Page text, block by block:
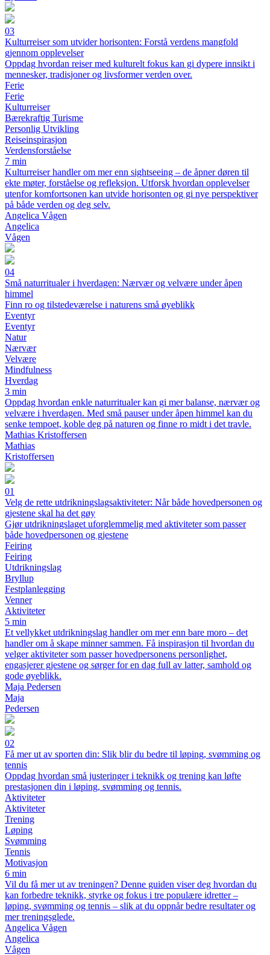
03
Kulturreiser som utvider horisonten: Forstå verdens mangfold
gjennom opplevelser
Oppdag hvordan reiser med kulturelt fokus kan gi dypere innsikt i
mennesker, tradisjoner og livsformer verden over.
Ferie
Ferie
Kulturreiser
Bærekraftig Turisme
Personlig Utvikling
Reiseinspirasjon
Verdensforståelse
7 min
Kulturreiser handler om mer enn sightseeing – de åpner døren til
ekte møter, forståelse og refleksjon. Utforsk hvordan opplevelser
utenfor komfortsonen kan utvide horisonten og gi nye perspektiver
på både verden og deg selv.
Angelica Vågen
Angelica
Vågen
04
Små naturritualer i hverdagen: Nærvær og velvære under åpen
himmel
Finn ro og tilstedeværelse i naturens små øyeblikk
Eventyr
Eventyr
Natur
Nærvær
Velvære
Mindfulness
Hverdag
3 min
Oppdag hvordan enkle naturritualer kan gi mer balanse, nærvær og
velvære i hverdagen. Med små pauser under åpen himmel kan du
senke tempoet, koble deg på naturen og finne ro midt i det travle.
Mathias Kristoffersen
Mathias
Kristoffersen
01
Velg de rette utdrikningslagsaktiviteter: Når både hovedpersonen og
gjestene skal ha det gøy
Gjør utdrikningslaget uforglemmelig med aktiviteter som passer
både hovedpersonen og gjestene
Feiring
Feiring
Utdrikningslag
Bryllup
Festplanlegging
Venner
Aktiviteter
5 min
Et vellykket utdrikningslag handler om mer enn bare moro – det
handler om å skape minner sammen. Få inspirasjon til hvordan du
velger aktiviteter som passer hovedpersonens personlighet,
engasjerer gjestene og sørger for en dag full av latter, samhold og
gode øyeblikk.
Maja Pedersen
Maja
Pedersen
02
Få mer ut av sporten din: Slik blir du bedre til løping, svømming og
tennis
Oppdag hvordan små justeringer i teknikk og trening kan løfte
prestasjonen din i løping, svømming og tennis.
Aktiviteter
Aktiviteter
Trening
Løping
Svømming
Tennis
Motivasjon
6 min
Vil du få mer ut av treningen? Denne guiden viser deg hvordan du
kan forbedre teknikk, styrke og fokus i tre populære idretter –
løping, svømming og tennis – slik at du oppnår bedre resultater og
mer treningsglede.
Angelica Vågen
Angelica
Vågen